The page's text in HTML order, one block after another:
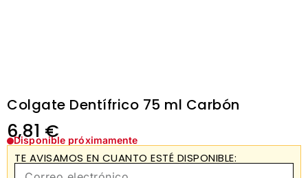
Colgate Dentífrico 75 ml Carbón
6,81 €
Disponible próximamente
TE AVISAMOS EN CUANTO ESTÉ DISPONIBLE: